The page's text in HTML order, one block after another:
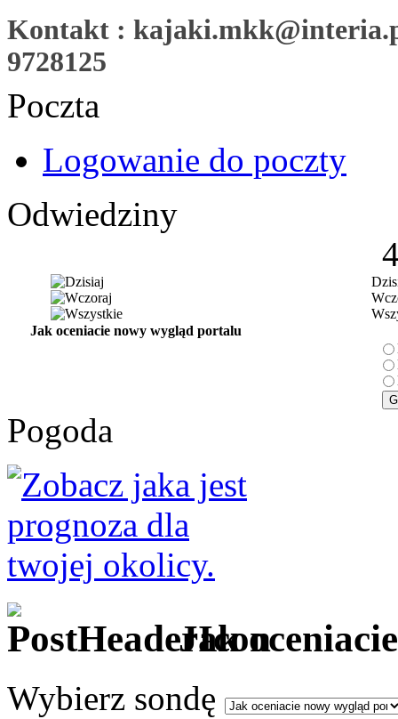
Kontakt :
9728125
Poczta
Logowanie do poczty
Odwiedziny
Jak oceniacie nowy wygląd portalu
Pogoda
Jak
Wybierz sondę